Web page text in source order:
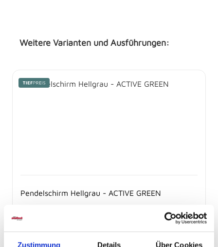
Zustimmung Details Über Cookies
Weitere Varianten und Ausführungen:
Pendelschirm Hellgrau - ACTIVE GREEN